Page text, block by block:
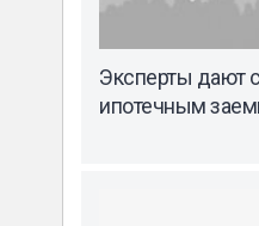
Эксперты дают
ипотечным